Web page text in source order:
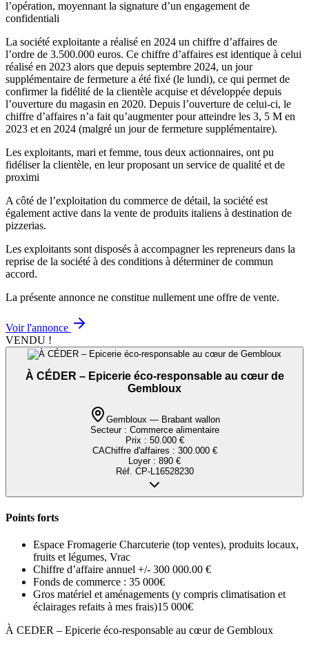
l’opération, moyennant la signature d’un engagement de
confidentiali
La société exploitante a réalisé en 2024 un chiffre d’affaires de
l’ordre de 3.500.000 euros. Ce chiffre d’affaires est identique à celui
réalisé en 2023 alors que depuis septembre 2024, un jour
supplémentaire de fermeture a été fixé (le lundi), ce qui permet de
confirmer la fidélité de la clientèle acquise et développée depuis
l’ouverture du magasin en 2020. Depuis l’ouverture de celui-ci, le
chiffre d’affaires n’a fait qu’augmenter pour atteindre les 3, 5 M en
2023 et en 2024 (malgré un jour de fermeture supplémentaire).
Les exploitants, mari et femme, tous deux actionnaires, ont pu
fidéliser la clientèle, en leur proposant un service de qualité et de
proximi
A côté de l’exploitation du commerce de détail, la société est
également active dans la vente de produits italiens à destination de
pizzerias.
Les exploitants sont disposés à accompagner les repreneurs dans la
reprise de la société à des conditions à déterminer de commun
accord.
La présente annonce ne constitue nullement une offre de vente.
Voir l'annonce
VENDU !
À CÉDER – Epicerie éco-responsable au cœur de
Gembloux
Gembloux — Brabant wallon
Secteur : Commerce alimentaire
Prix : 50.000 €
CAChiffre d'affaires : 300.000 €
Loyer : 890 €
Réf. CP-L16528230
Points forts
Espace Fromagerie Charcuterie (top ventes), produits locaux,
fruits et légumes, Vrac
Chiffre d’affaire annuel +/- 300 000.00 €
Fonds de commerce : 35 000€
Gros matériel et aménagements (y compris climatisation et
éclairages refaits à mes frais)15 000€
À CEDER – Epicerie éco-responsable au cœur de Gembloux